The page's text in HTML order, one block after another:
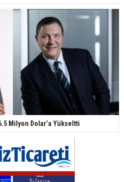
Milyon Dolar’a Yükseltti